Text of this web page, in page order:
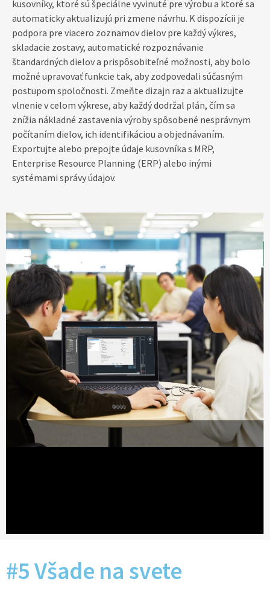
kusovníky, ktoré sú špeciálne vyvinuté pre výrobu a ktoré sa
automaticky aktualizujú pri zmene návrhu. K dispozícii je
podpora pre viacero zoznamov dielov pre každý výkres,
skladacie zostavy, automatické rozpoznávanie
štandardných dielov a prispôsobiteľné možnosti, aby bolo
možné upravovať funkcie tak, aby zodpovedali súčasným
postupom spoločnosti. Zmeňte dizajn raz a aktualizujte
vlnenie v celom výkrese, aby každý dodržal plán, čím sa
znížia nákladné zastavenia výroby spôsobené nesprávnym
počítaním dielov, ich identifikáciou a objednávaním.
Exportujte alebo prepojte údaje kusovníka s MRP,
Enterprise Resource Planning (ERP) alebo inými
systémami správy údajov.
#5 Všade na svete